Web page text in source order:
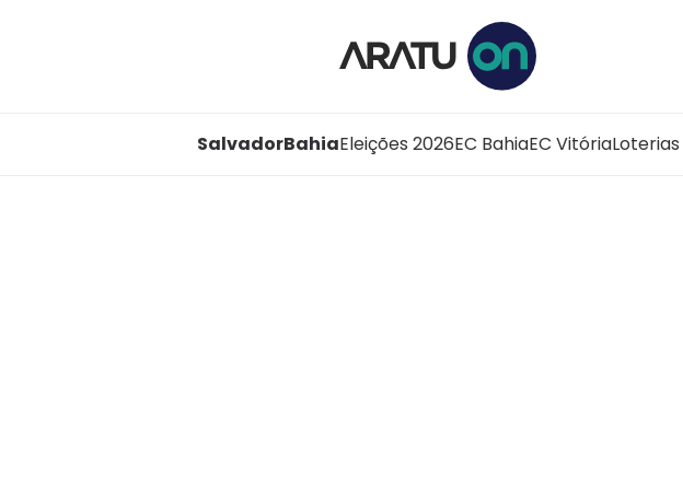
SalvadorBahiaEleições 2026EC BahiaEC VitóriaLoterias